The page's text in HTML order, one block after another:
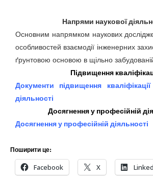
Напрями наукової
Основним напрямком наукових
особливостей взаємодії інженерних
ґрунтовою основою в щільно забудованій
Підвищення
Документи підвищення
діяльності
Досягнення у професійній
Досягнення у професійній діяльності
Поширити це:
Facebook X